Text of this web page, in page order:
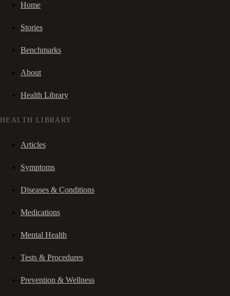
Home
Stories
Benchmarks
About
Health Library
HEALTH LIBRARY
Articles
Symptoms
Diseases & Conditions
Medications
Mental Health
Tests & Procedures
Prevention & Wellness